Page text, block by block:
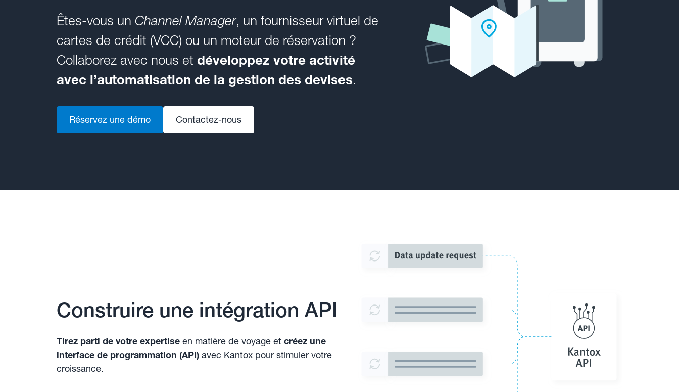
Êtes-vous un Channel Manager, un fournisseur virtuel de
cartes de crédit (VCC) ou un moteur de réservation ?
Collaborez avec nous et développez votre activité
avec l’automatisation de la gestion des devises.
Réservez une démo Contactez-nous
Construire une intégration API
Tirez parti de votre expertise en matière de voyage et créez une
interface de programmation (API) avec Kantox pour stimuler votre
croissance.